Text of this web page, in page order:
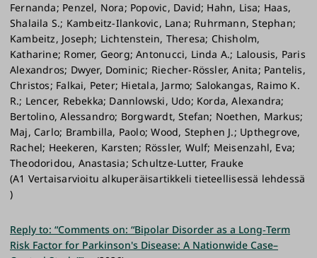
Fernanda; Penzel, Nora; Popovic, David; Hahn, Lisa; Haas,
Shalaila S.; Kambeitz-Ilankovic, Lana; Ruhrmann, Stephan;
Kambeitz, Joseph; Lichtenstein, Theresa; Chisholm,
Katharine; Romer, Georg; Antonucci, Linda A.; Lalousis, Paris
Alexandros; Dwyer, Dominic; Riecher-Rössler, Anita; Pantelis,
Christos; Falkai, Peter; Hietala, Jarmo; Salokangas, Raimo K.
R.; Lencer, Rebekka; Dannlowski, Udo; Korda, Alexandra;
Bertolino, Alessandro; Borgwardt, Stefan; Noethen, Markus;
Maj, Carlo; Brambilla, Paolo; Wood, Stephen J.; Upthegrove,
Rachel; Heekeren, Karsten; Rössler, Wulf; Meisenzahl, Eva;
Theodoridou, Anastasia; Schultze-Lutter, Frauke
(A1 Vertaisarvioitu alkuperäisartikkeli tieteellisessä lehdessä
)
Reply to: “Comments on: “Bipolar Disorder as a Long‐Term
Risk Factor for Parkinson's Disease: A Nationwide Case–